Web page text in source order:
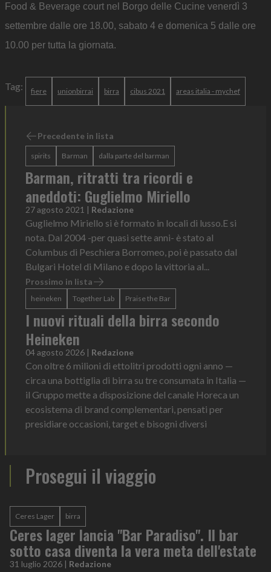
Food & Beverage court nel Borgo delle Cucine venerdì 3
settembre dalle ore 18.00, sabato 4 e domenica 5 dalle ore
10.00 per tutta la giornata.
Tag: fiere unionbirrai birra cibus 2021 areas italia - mychef
Precedente in lista
spirits Barman dalla parte del barman
Barman, ritratti tra ricordi e
aneddoti: Guglielmo Miriello
27 agosto 2021 | Redazione
Guglielmo Miriello si è formato in locali di lusso.E si
nota. Dal 2004 -per quasi sette anni- è stato al
Columbus di Peschiera Borromeo, poi è passato dal
Bulgari Hotel di Milano e dopo la vittoria al...
Prossimo in lista
heineken Together Lab Praise the Bar
I nuovi rituali della birra secondo
Heineken
04 agosto 2026 | Redazione
Con oltre 6 milioni di ettolitri prodotti ogni anno —
circa una bottiglia di birra su tre consumata in Italia —
il Gruppo mette a disposizione del canale Horeca un
ecosistema di brand complementari, pensati per
presidiare occasioni, target e bisogni diversi
Prosegui il viaggio
Ceres Lager birra
Ceres lager lancia "Bar Paradiso". Il bar
sotto casa diventa la vera meta dell'estate
31 luglio 2026 | Redazione